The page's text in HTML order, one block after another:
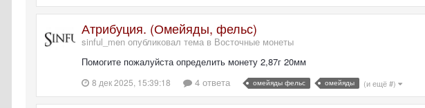
Атрибуция. (Омейяды, фельс)
sinful_men опубликовал тема в Восточные монеты
Помогите пожалуйста определить монету 2,87г 20мм
8 дек 2025, 15:39:18 4 ответа омейяды фельс омейяды (и ещё #)